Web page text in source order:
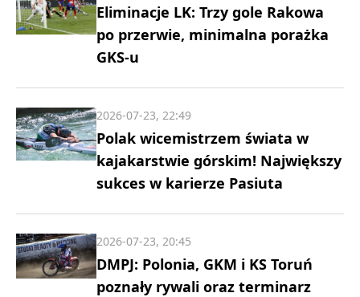
Eliminacje LK: Trzy gole Rakowa
po przerwie, minimalna porażka
GKS-u
Polak wicemistrzem świata w
kajakarstwie górskim! Największy
sukces w karierze Pasiuta
2026-07-23, 22:49
DMPJ: Polonia, GKM i KS Toruń
poznały rywali oraz terminarz
2026-07-23, 20:45